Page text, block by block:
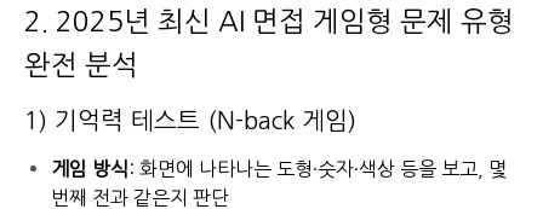
2. 2025년 최신 AI 면접 게임형 문제 유형
완전 분석
1) 기억력 테스트 (N-back 게임)
게임 방식: 화면에 나타나는 도형·숫자·색상 등을 보고, 몇
번째 전과 같은지 판단